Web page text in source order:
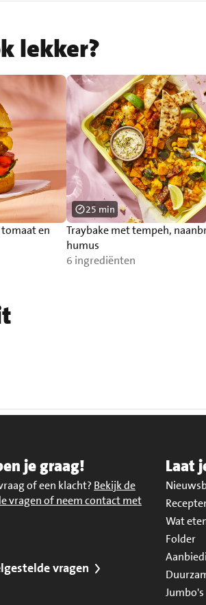
lekker?
en
Traybake met tempeh,
humus
6 ingrediënten
25 min
je graag!
of een klacht? Bekijk de
vragen of neem contact met
vragen
Laat
Wat
Folder
Jumbo's